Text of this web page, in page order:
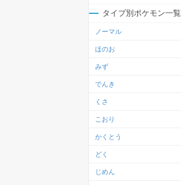
タイプ別ポケモン一覧
ノーマル
ほのお
みず
でんき
くさ
こおり
かくとう
どく
じめん